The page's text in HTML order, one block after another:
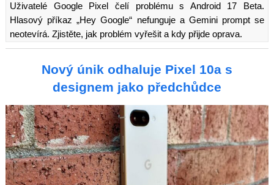
Uživatelé Google Pixel čelí problému s Android 17 Beta.
Hlasový příkaz „Hey Google“ nefunguje a Gemini prompt se
neotevírá. Zjistěte, jak problém vyřešit a kdy přijde oprava.
Nový únik odhaluje Pixel 10a s
designem jako předchůdce